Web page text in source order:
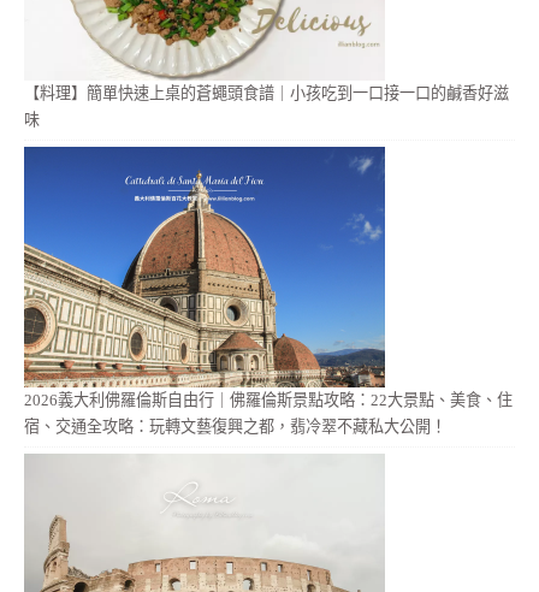
【料理】簡單快速上桌的蒼蠅頭食譜｜小孩吃到一口接一口的鹹香好滋
味
2026義大利佛羅倫斯自由行｜佛羅倫斯景點攻略：22大景點、美食、住
宿、交通全攻略：玩轉文藝復興之都，翡冷翠不藏私大公開！